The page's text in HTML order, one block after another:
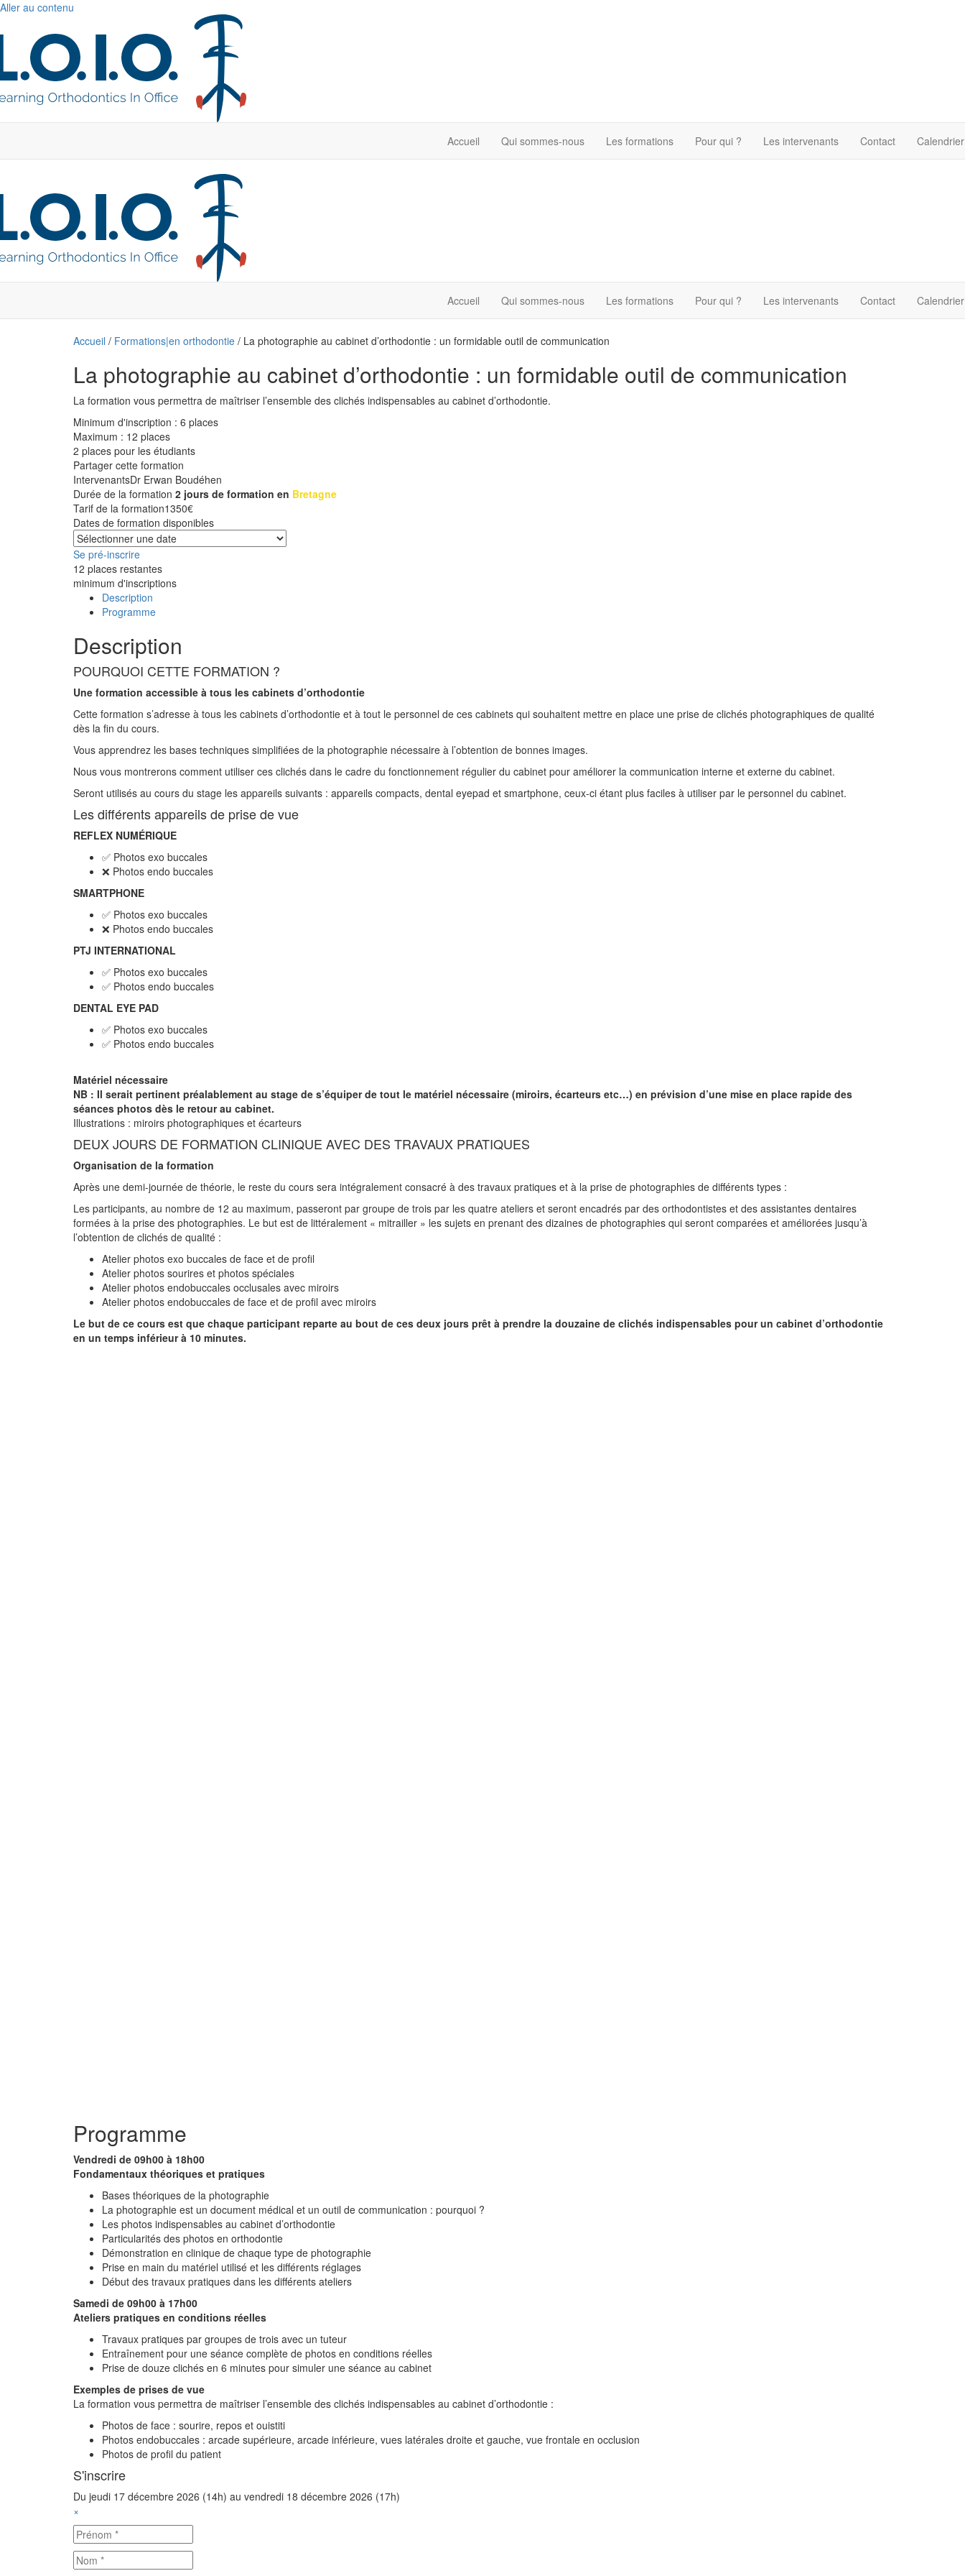
Aller au contenu
Accueil Qui sommes-nous Les formations Pour qui ? Les intervenants Contact Calendrier
Accueil Qui sommes-nous Les formations Pour qui ? Les intervenants Contact Calendrier
Accueil / Formations|en orthodontie / La photographie au cabinet d’orthodontie : un formidable outil de communication
La photographie au cabinet d’orthodontie : un formidable outil de communication
La formation vous permettra de maîtriser l’ensemble des clichés indispensables au cabinet d’orthodontie.
Minimum d'inscription : 6 places
Maximum : 12 places
2 places pour les étudiants
Partager cette formation
IntervenantsDr Erwan Boudéhen
Durée de la formation 2 jours de formation en Bretagne
Tarif de la formation1350€
Dates de formation disponibles
Se pré-inscrire
12 places restantes
minimum d'inscriptions
Description
Programme
Description
POURQUOI CETTE FORMATION ?
Une formation accessible à tous les cabinets d’orthodontie
Cette formation s’adresse à tous les cabinets d’orthodontie et à tout le personnel de ces cabinets qui souhaitent mettre en place une prise de clichés photographiques de qualité
dès la fin du cours.
Vous apprendrez les bases techniques simplifiées de la photographie nécessaire à l’obtention de bonnes images.
Nous vous montrerons comment utiliser ces clichés dans le cadre du fonctionnement régulier du cabinet pour améliorer la communication interne et externe du cabinet.
Seront utilisés au cours du stage les appareils suivants : appareils compacts, dental eyepad et smartphone, ceux-ci étant plus faciles à utiliser par le personnel du cabinet.
Les différents appareils de prise de vue
REFLEX NUMÉRIQUE
✅ Photos exo buccales
❌ Photos endo buccales
SMARTPHONE
✅ Photos exo buccales
❌ Photos endo buccales
PTJ INTERNATIONAL
✅ Photos exo buccales
✅ Photos endo buccales
DENTAL EYE PAD
✅ Photos exo buccales
✅ Photos endo buccales
Matériel nécessaire
NB : Il serait pertinent préalablement au stage de s’équiper de tout le matériel nécessaire (miroirs, écarteurs etc…) en prévision d’une mise en place rapide des
séances photos dès le retour au cabinet.
Illustrations : miroirs photographiques et écarteurs
DEUX JOURS DE FORMATION CLINIQUE AVEC DES TRAVAUX PRATIQUES
Organisation de la formation
Après une demi-journée de théorie, le reste du cours sera intégralement consacré à des travaux pratiques et à la prise de photographies de différents types :
Les participants, au nombre de 12 au maximum, passeront par groupe de trois par les quatre ateliers et seront encadrés par des orthodontistes et des assistantes dentaires
formées à la prise des photographies. Le but est de littéralement « mitrailler » les sujets en prenant des dizaines de photographies qui seront comparées et améliorées jusqu’à
l’obtention de clichés de qualité :
Atelier photos exo buccales de face et de profil
Atelier photos sourires et photos spéciales
Atelier photos endobuccales occlusales avec miroirs
Atelier photos endobuccales de face et de profil avec miroirs
Le but de ce cours est que chaque participant reparte au bout de ces deux jours prêt à prendre la douzaine de clichés indispensables pour un cabinet d’orthodontie
en un temps inférieur à 10 minutes.
Programme
Vendredi de 09h00 à 18h00
Fondamentaux théoriques et pratiques
Bases théoriques de la photographie
La photographie est un document médical et un outil de communication : pourquoi ?
Les photos indispensables au cabinet d’orthodontie
Particularités des photos en orthodontie
Démonstration en clinique de chaque type de photographie
Prise en main du matériel utilisé et les différents réglages
Début des travaux pratiques dans les différents ateliers
Samedi de 09h00 à 17h00
Ateliers pratiques en conditions réelles
Travaux pratiques par groupes de trois avec un tuteur
Entraînement pour une séance complète de photos en conditions réelles
Prise de douze clichés en 6 minutes pour simuler une séance au cabinet
Exemples de prises de vue
La formation vous permettra de maîtriser l’ensemble des clichés indispensables au cabinet d’orthodontie :
Photos de face : sourire, repos et ouistiti
Photos endobuccales : arcade supérieure, arcade inférieure, vues latérales droite et gauche, vue frontale en occlusion
Photos de profil du patient
S'inscrire
Du jeudi 17 décembre 2026 (14h) au vendredi 18 décembre 2026 (17h)
×